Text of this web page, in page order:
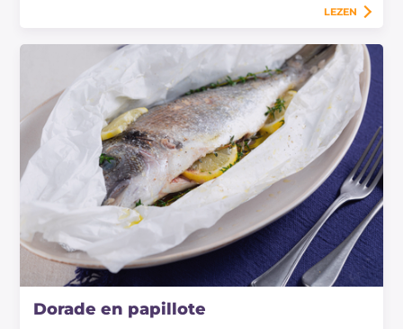
LEZEN
Dorade en papillote